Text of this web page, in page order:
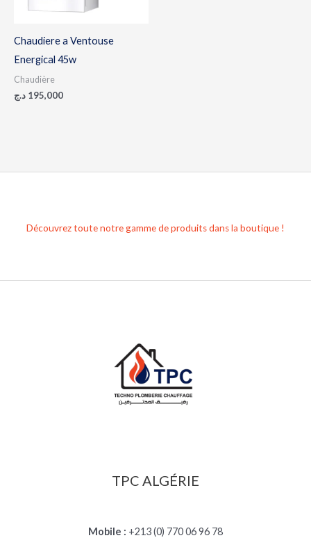
Chaudiere a Ventouse
Energical 45w
Chaudière
195,000 د.ج
Découvrez toute notre gamme de produits dans la boutique !
TPC ALGÉRIE
Mobile : +213 (0) 770 06 96 78